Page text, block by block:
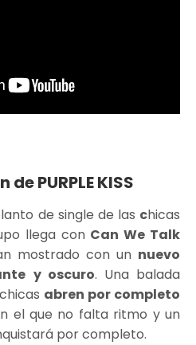
PURPLE KISS
de single de las chicas
llega con Can We Talk
mostrado con un nuevo
y oscuro. Una balada
abren por completo
el que no falta ritmo y un
por completo.